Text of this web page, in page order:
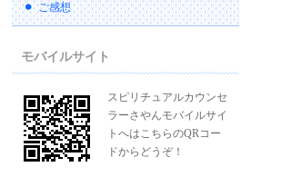
ご感想
モバイルサイト
スピリチュアルカウンセ
ラーさやんモバイルサイ
トへはこちらのQRコー
ドからどうぞ！